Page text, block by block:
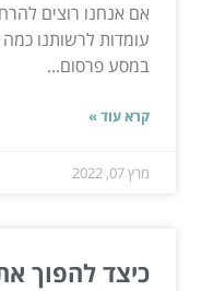
אם אנחנו רוצים
עומדות לרשותנו כמה
במסע פרסום...
קרא עוד »
מרץ 07, 2022
כיצד להפוך